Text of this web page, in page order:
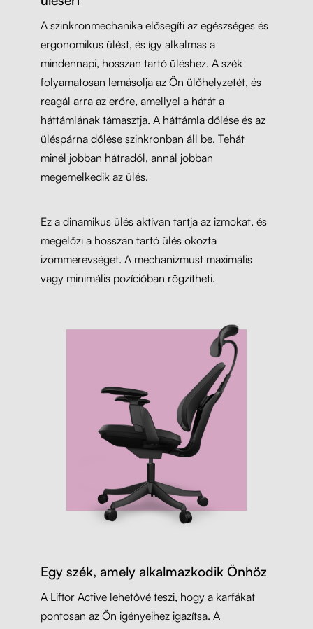
A szinkronmechanika elősegíti az egészséges és
ergonomikus ülést, és így alkalmas a
mindennapi, hosszan tartó üléshez. A szék
folyamatosan lemásolja az Ön ülőhelyzetét, és
reagál arra az erőre, amellyel a hátát a
háttámlának támasztja. A háttámla dőlése és az
üléspárna dőlése szinkronban áll be. Tehát
minél jobban hátradől, annál jobban
megemelkedik az ülés.
Ez a dinamikus ülés aktívan tartja az izmokat, és
megelőzi a hosszan tartó ülés okozta
izommerevséget. A mechanizmust maximális
vagy minimális pozícióban rögzítheti.
Egy szék, amely alkalmazkodik Önhöz
A Liftor Active lehetővé teszi, hogy a karfákat
pontosan az Ön igényeihez igazítsa. A